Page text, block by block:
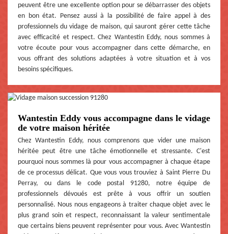
peuvent être une excellente option pour se débarrasser des objets
en bon état. Pensez aussi à la possibilité de faire appel à des
professionnels du vidage de maison, qui sauront gérer cette tâche
avec efficacité et respect. Chez Wantestin Eddy, nous sommes à
votre écoute pour vous accompagner dans cette démarche, en
vous offrant des solutions adaptées à votre situation et à vos
besoins spécifiques.
Wantestin Eddy vous accompagne dans le vidage
de votre maison héritée
Chez Wantestin Eddy, nous comprenons que vider une maison
héritée peut être une tâche émotionnelle et stressante. C'est
pourquoi nous sommes là pour vous accompagner à chaque étape
de ce processus délicat. Que vous vous trouviez à Saint Pierre Du
Perray, ou dans le code postal 91280, notre équipe de
professionnels dévoués est prête à vous offrir un soutien
personnalisé. Nous nous engageons à traiter chaque objet avec le
plus grand soin et respect, reconnaissant la valeur sentimentale
que certains biens peuvent représenter pour vous. Avec Wantestin